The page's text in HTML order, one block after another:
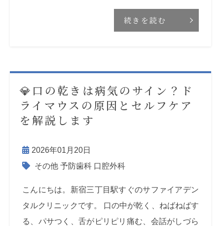
続きを読む
💎口の乾きは病気のサイン？ド
ライマウスの原因とセルフケア
を解説します
2026年01月20日
その他 予防歯科 口腔外科
こんにちは。新宿三丁目駅すぐのサファイアデン
タルクリニックです。 口の中が乾く、ねばねばす
る、パサつく、舌がピリピリ痛む、会話がしづら